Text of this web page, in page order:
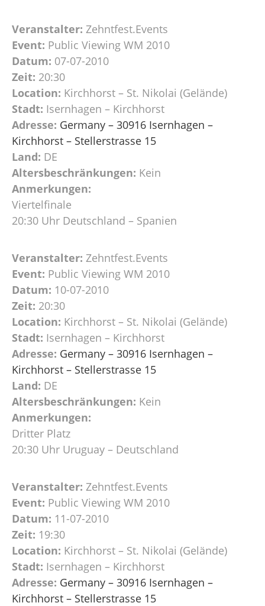
Veranstalter: Zehntfest.Events
Event: Public Viewing WM 2010
Datum: 07-07-2010
Zeit: 20:30
Location: Kirchhorst – St. Nikolai (Gelände)
Stadt: Isernhagen – Kirchhorst
Adresse: Germany – 30916 Isernhagen –
Kirchhorst – Stellerstrasse 15
Land: DE
Altersbeschränkungen: Kein
Anmerkungen:
Viertelfinale
20:30 Uhr Deutschland – Spanien
Veranstalter: Zehntfest.Events
Event: Public Viewing WM 2010
Datum: 10-07-2010
Zeit: 20:30
Location: Kirchhorst – St. Nikolai (Gelände)
Stadt: Isernhagen – Kirchhorst
Adresse: Germany – 30916 Isernhagen –
Kirchhorst – Stellerstrasse 15
Land: DE
Altersbeschränkungen: Kein
Anmerkungen:
Dritter Platz
20:30 Uhr Uruguay – Deutschland
Veranstalter: Zehntfest.Events
Event: Public Viewing WM 2010
Datum: 11-07-2010
Zeit: 19:30
Location: Kirchhorst – St. Nikolai (Gelände)
Stadt: Isernhagen – Kirchhorst
Adresse: Germany – 30916 Isernhagen –
Kirchhorst – Stellerstrasse 15